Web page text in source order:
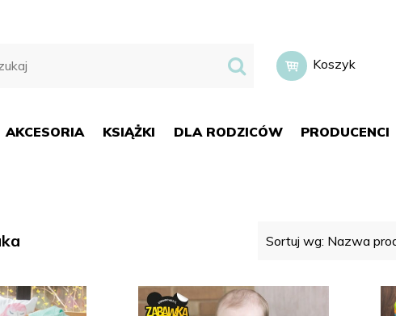
Koszyk
kasy
suma: 0,00 zł
AKCESORIA KSIĄŻKI DLA RODZICÓW PRODUCENCI
Sortuj wg: Nazwa